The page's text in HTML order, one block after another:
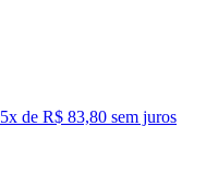
5x de R$ 83,80 sem juros